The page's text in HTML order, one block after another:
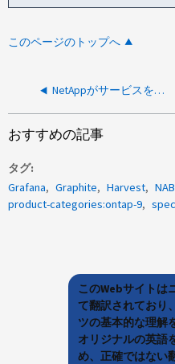
このページのトップへ
NetAppがサービスを提供するために使用するサブプロセッサは何ですか。
おすすめの記事
タグ
Grafana
Graphite Harvest
product-categories:ontap-9
このWebサイトは
て翻訳されており
ツの基本的な理解
オリジナルの英語
め、正確ではない